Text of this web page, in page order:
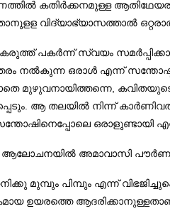
കതിർക്കനമുള്ള
വിദ്യാഭ്യാസത്താൽ
പകർന്ന് സ്വയം
നൽകുന്ന ഒരാൾ എന്ന്
മുഴുവനായിത്തന്നെ,
ആ തലയിൽ നിന്ന്
ഒരാളുണ്ടായി
ആലോചനയിൽ അമാവാസി
മുമ്പും പിമ്പും എന്ന്
ഉയരത്തെ